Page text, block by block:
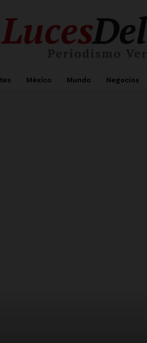
México Mundo Negocios